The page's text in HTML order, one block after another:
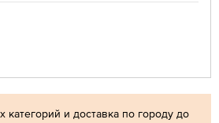
категорий и доставка по городу до